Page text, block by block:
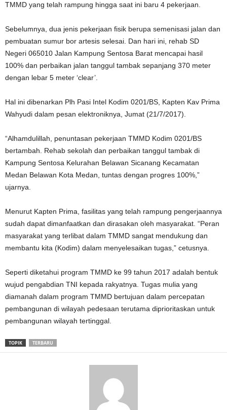
TMMD yang telah rampung hingga saat ini baru 4 pekerjaan.
Sebelumnya, dua jenis pekerjaan fisik berupa semenisasi jalan dan
pembuatan sumur bor artesis selesai. Dan hari ini, rehab SD
Negeri 065010 Jalan Kampung Sentosa Barat mencapai hasil
100% dan perbaikan jalan tanggul tambak sepanjang 370 meter
dengan lebar 5 meter ‘clear’.
Hal ini dibenarkan Plh Pasi Intel Kodim 0201/BS, Kapten Kav Prima
Wahyudi dalam pesan elektroniknya, Jumat (21/7/2017).
“Alhamdulillah, penuntasan pekerjaan TMMD Kodim 0201/BS
bertambah. Rehab sekolah dan perbaikan tanggul tambak di
Kampung Sentosa Kelurahan Belawan Sicanang Kecamatan
Medan Belawan Kota Medan, tuntas dengan progres 100%,”
ujarnya.
Menurut Kapten Prima, fasilitas yang telah rampung pengerjaannya
sudah dapat dimanfaatkan dan dirasakan oleh masyarakat. “Peran
masyarakat yang terlibat dalam TMMD sangat mendukung dan
membantu kita (Kodim) dalam menyelesaikan tugas,” cetusnya.
Seperti diketahui program TMMD ke 99 tahun 2017 adalah bentuk
wujud pengabdian TNI kepada rakyatnya. Tugas mulia yang
diamanah dalam program TMMD bertujuan dalam percepatan
pembangunan di wilayah pedesaan terutama diprioritaskan untuk
pembangunan wilayah tertinggal.
TOPIK TERBARU